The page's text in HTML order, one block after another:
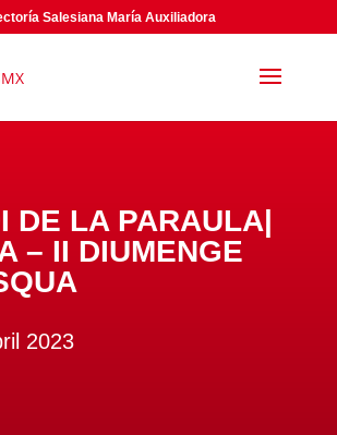
Salesiana María Auxiliadora
DE LA PARAULA|
– II DIUMENGE
2023